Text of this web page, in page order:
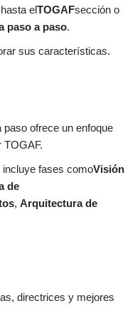
elTOGAFsección o
paso a paso.
sus características.
paso ofrece un enfoque
TOGAF.
incluye fases comoVisión
de
, Arquitectura de
directrices y mejores